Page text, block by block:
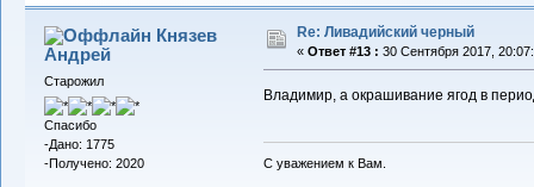
Князев
Андрей
Старожил
Спасибо
-Дано: 1775
-Получено: 2020
Re: Ливадийский черный
« Ответ #13 : 30 Сентября 2017,
Владимир, а окрашивание ягод в
С уважением к Вам.